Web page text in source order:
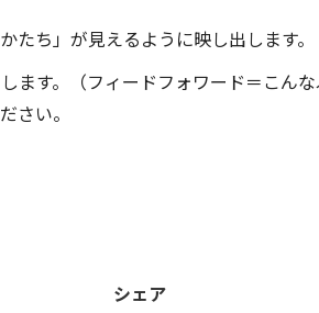
ち」が見えるように映し出します。
す。（フィードフォワード＝こん
さい。
シェア